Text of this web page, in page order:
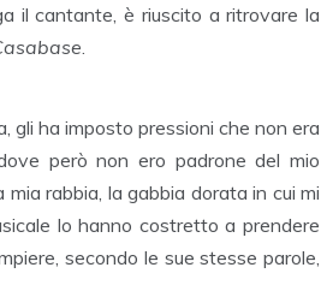
il cantante, è riuscito a ritrovare la
gli ha imposto pressioni che non era
però non ero padrone del mio
rabbia, la gabbia dorata in cui mi
lo hanno costretto a prendere
secondo le sue stesse parole,